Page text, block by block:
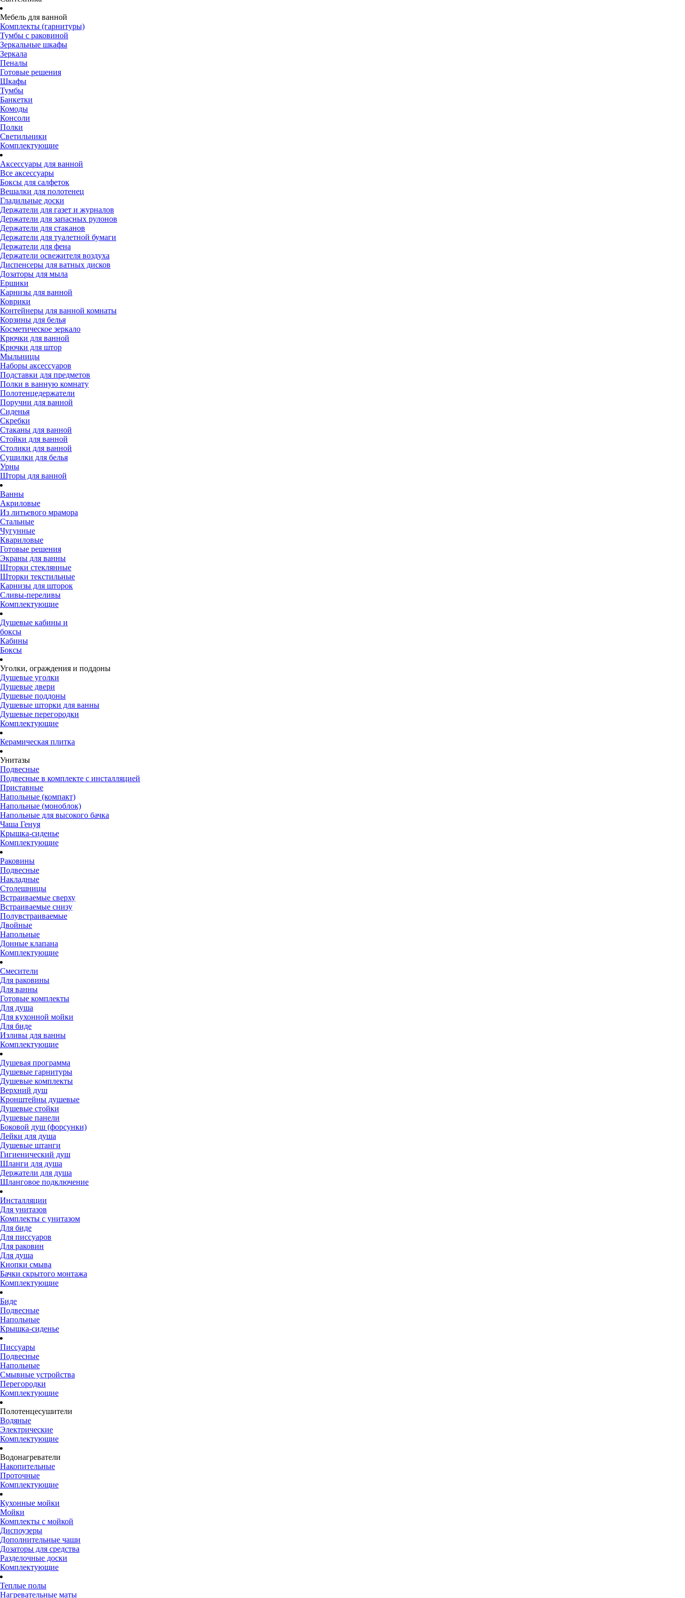
Мебель для ванной
Комплекты (гарнитуры)
Тумбы с раковиной
Зеркальные шкафы
Зеркала
Пеналы
Готовые решения
Шкафы
Тумбы
Банкетки
Комоды
Консоли
Полки
Светильники
Комплектующие
Аксессуары для ванной
Все аксессуары
Боксы для салфеток
Вешалки для полотенец
Гладильные доски
Держатели для газет и журналов
Держатели для запасных рулонов
Держатели для стаканов
Держатели для туалетной бумаги
Держатели для фена
Держатели освежителя воздуха
Диспенсеры для ватных дисков
Дозаторы для мыла
Ершики
Карнизы для ванной
Коврики
Контейнеры для ванной комнаты
Корзины для белья
Косметическое зеркало
Крючки для ванной
Крючки для штор
Мыльницы
Наборы аксессуаров
Подставки для предметов
Полки в ванную комнату
Полотенцедержатели
Поручни для ванной
Сиденья
Скребки
Стаканы для ванной
Стойки для ванной
Столики для ванной
Сушилки для белья
Урны
Шторы для ванной
Ванны
Акриловые
Из литьевого мрамора
Стальные
Чугунные
Квариловые
Готовые решения
Экраны для ванны
Шторки стеклянные
Шторки текстильные
Карнизы для шторок
Сливы-переливы
Комплектующие
Душевые кабины и
боксы
Кабины
Боксы
Уголки, ограждения и поддоны
Душевые уголки
Душевые двери
Душевые поддоны
Душевые шторки для ванны
Душевые перегородки
Комплектующие
Керамическая плитка
Унитазы
Подвесные
Подвесные в комплекте с инсталляцией
Приставные
Напольные (компакт)
Напольные (моноблок)
Напольные для высокого бачка
Чаша Генуя
Крышка-сиденье
Комплектующие
Раковины
Подвесные
Накладные
Столешницы
Встраиваемые сверху
Встраиваемые снизу
Полувстраиваемые
Двойные
Напольные
Донные клапана
Комплектующие
Смесители
Для раковины
Для ванны
Готовые комплекты
Для душа
Для кухонной мойки
Для биде
Изливы для ванны
Комплектующие
Душевая программа
Душевые гарнитуры
Душевые комплекты
Верхний душ
Кронштейны душевые
Душевые стойки
Душевые панели
Боковой душ (форсунки)
Лейки для душа
Душевые штанги
Гигиенический душ
Шланги для душа
Держатели для душа
Шланговое подключение
Инсталляции
Для унитазов
Комплекты с унитазом
Для биде
Для писсуаров
Для раковин
Для душа
Кнопки смыва
Бачки скрытого монтажа
Комплектующие
Биде
Подвесные
Напольные
Крышка-сиденье
Писсуары
Подвесные
Напольные
Смывные устройства
Перегородки
Комплектующие
Полотенцесушители
Водяные
Электрические
Комплектующие
Водонагреватели
Накопительные
Проточные
Комплектующие
Кухонные мойки
Мойки
Комплекты с мойкой
Диспоузеры
Дополнительные чаши
Дозаторы для средства
Разделочные доски
Комплектующие
Теплые полы
Нагревательные маты